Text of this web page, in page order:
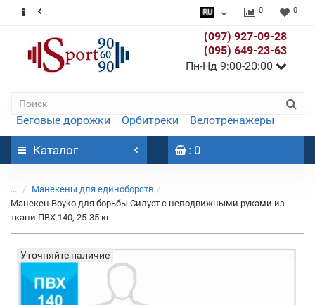
0 0
(097) 927-09-28
(095) 649-23-63
Пн-Нд 9:00-20:00
Беговые дорожки Орбитреки Велотренажеры
Каталог : 0
...
Манекены для единоборств
Манекен Boyko для борьбы Силуэт с неподвижными руками из
ткани ПВХ 140, 25-35 кг
Уточняйте наличие